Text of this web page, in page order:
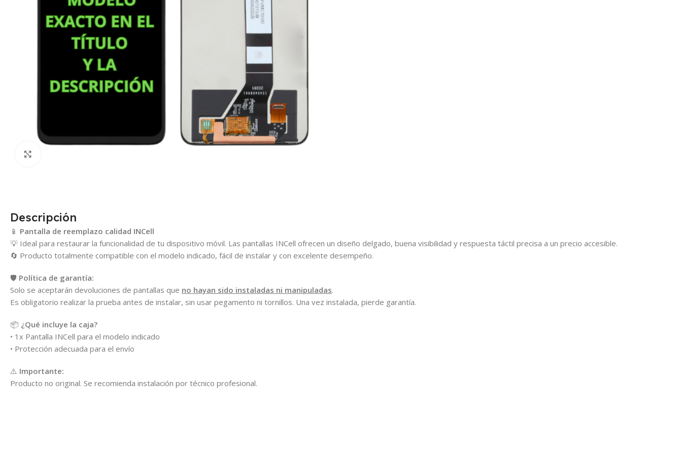
Descripción
📱 Pantalla de reemplazo calidad INCell
💡 Ideal para restaurar la funcionalidad de tu dispositivo móvil. Las pantallas INCell ofrecen un diseño delgado, buena visibilidad y respuesta táctil precisa a un precio accesible.
🔄 Producto totalmente compatible con el modelo indicado, fácil de instalar y con excelente desempeño.
🛡️ Política de garantía:
Solo se aceptarán devoluciones de pantallas que no hayan sido instaladas ni manipuladas.
Es obligatorio realizar la prueba antes de instalar, sin usar pegamento ni tornillos. Una vez instalada, pierde garantía.
📦 ¿Qué incluye la caja?
• 1x Pantalla INCell para el modelo indicado
• Protección adecuada para el envío
⚠️ Importante:
Producto no original. Se recomienda instalación por técnico profesional.